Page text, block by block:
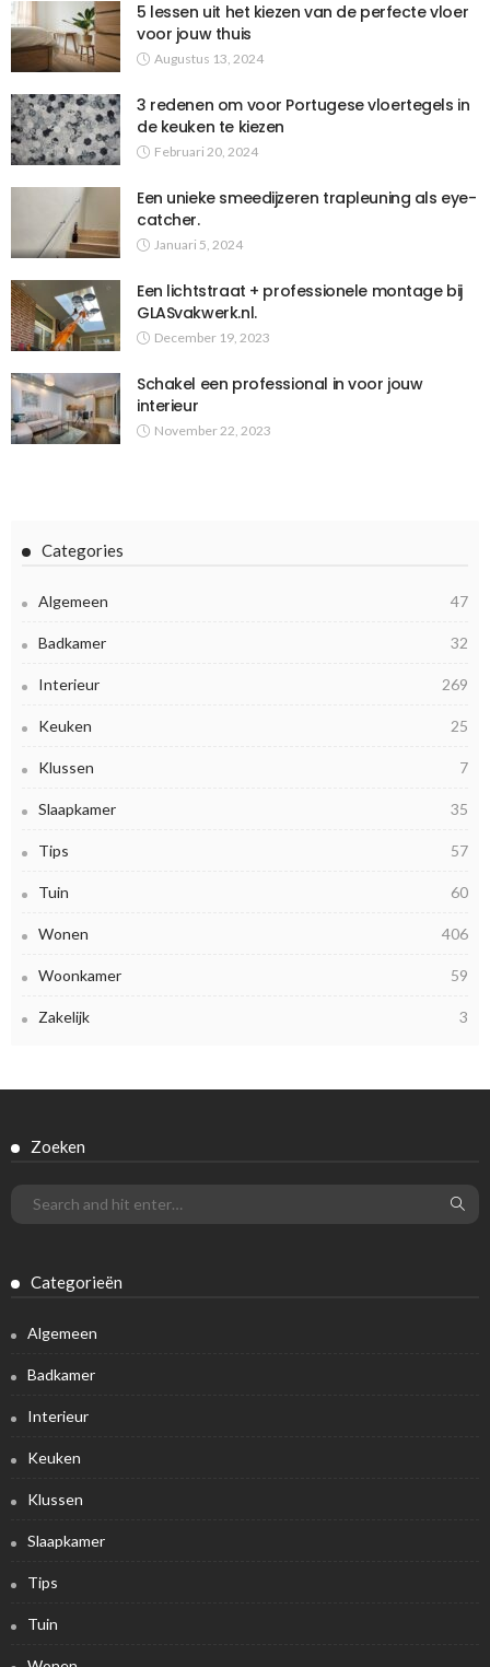
5 lessen uit het kiezen van de perfecte vloer
voor jouw thuis
Augustus 13, 2024
3 redenen om voor Portugese vloertegels in
de keuken te kiezen
Februari 20, 2024
Een unieke smeedijzeren trapleuning als eye-
catcher.
Januari 5, 2024
Een lichtstraat + professionele montage bij
GLASvakwerk.nl.
December 19, 2023
Schakel een professional in voor jouw
interieur
November 22, 2023
Categories
Algemeen 47
Badkamer 32
Interieur 269
Keuken 25
Klussen 7
Slaapkamer 35
Tips 57
Tuin 60
Wonen 406
Woonkamer 59
Zakelijk 3
Zoeken
Categorieën
Algemeen
Badkamer
Interieur
Keuken
Klussen
Slaapkamer
Tips
Tuin